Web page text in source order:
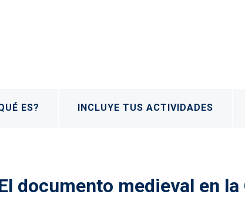
ES? INCLUYE TUS ACTIVIDADES
documento medieval en